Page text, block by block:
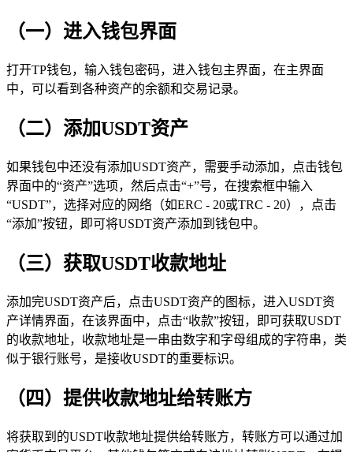
（一）进入钱包界面
打开TP钱包，输入钱包密码，进入钱包主界面，在主界面
中，可以看到各种资产的余额和交易记录。
（二）添加USDT资产
如果钱包中还没有添加USDT资产，需要手动添加，点击钱包
界面中的“资产”选项，然后点击“+”号，在搜索框中输入
“USDT”，选择对应的网络（如ERC - 20或TRC - 20），点击
“添加”按钮，即可将USDT资产添加到钱包中。
（三）获取USDT收款地址
添加完USDT资产后，点击USDT资产的图标，进入USDT资
产详情界面，在该界面中，点击“收款”按钮，即可获取USDT
的收款地址，收款地址是一串由数字和字母组成的字符串，类
似于银行账号，是接收USDT的重要标识。
（四）提供收款地址给转账方
将获取到的USDT收款地址提供给转账方，转账方可以通过加